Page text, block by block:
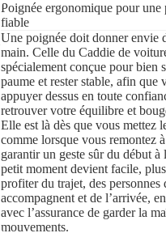
Poignée ergonomique pour une
fiable
Une poignée doit donner envie
main. Celle du Caddie de
spécialement conçue pour bien
paume et rester stable, afin que
appuyer dessus en toute
retrouver votre équilibre et
Elle est là dès que vous mettez
comme lorsque vous remontez
garantir un geste sûr du début à
petit moment devient facile,
profiter du trajet, des personnes
accompagnent et de l’arrivée,
avec l’assurance de garder la
mouvements.